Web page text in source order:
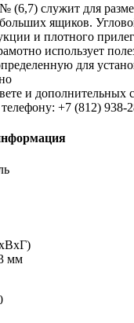
(6,7) служит для
ящиков.
и плотного
использует
для
и дополнительных
+7 (812) 938-
мм